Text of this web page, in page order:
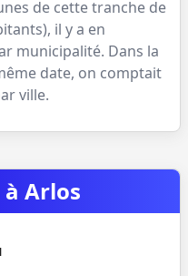
de cette tranche de
), il y a en
municipalité. Dans la
date, on comptait
ville.
Arlos